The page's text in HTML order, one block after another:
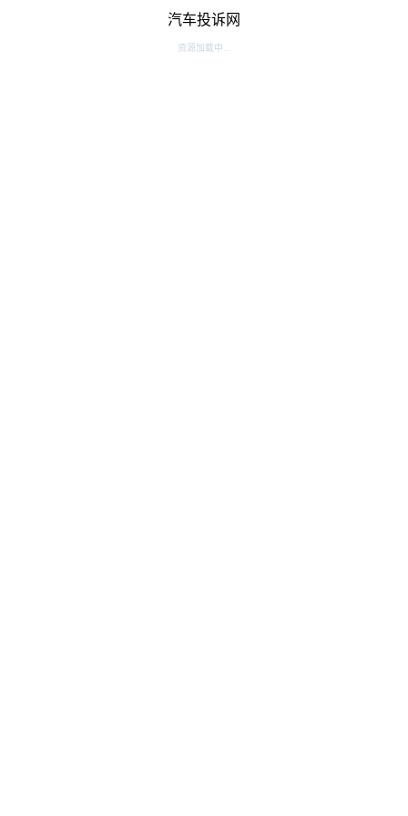
汽车投诉网
资源加载中...